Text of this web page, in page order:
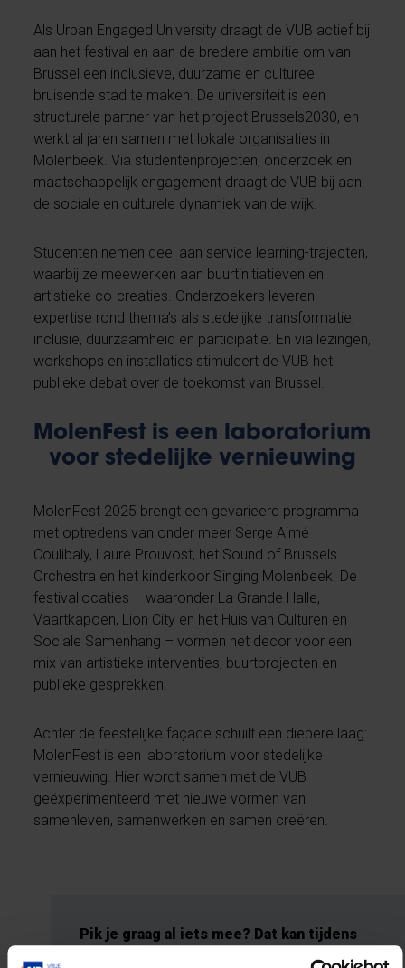
Als Urban Engaged University draagt de VUB actief bij
aan het festival en aan de bredere ambitie om van
Brussel een inclusieve, duurzame en cultureel
bruisende stad te maken. De universiteit is een
structurele partner van het project Brussels2030, en
werkt al jaren samen met lokale organisaties in
Molenbeek. Via studentenprojecten, onderzoek en
maatschappelijk engagement draagt de VUB bij aan
de sociale en culturele dynamiek van de wijk.
Studenten nemen deel aan service learning-trajecten,
waarbij ze meewerken aan buurtinitiatieven en
artistieke co-creaties. Onderzoekers leveren
expertise rond thema’s als stedelijke transformatie,
inclusie, duurzaamheid en participatie. En via lezingen,
workshops en installaties stimuleert de VUB het
publieke debat over de toekomst van Brussel.
MolenFest is een laboratorium
voor stedelijke vernieuwing
MolenFest 2025 brengt een gevarieerd programma
met optredens van onder meer Serge Aimé
Coulibaly, Laure Prouvost, het Sound of Brussels
Orchestra en het kinderkoor Singing Molenbeek. De
festivallocaties – waaronder La Grande Halle,
Vaartkapoen, Lion City en het Huis van Culturen en
Sociale Samenhang – vormen het decor voor een
mix van artistieke interventies, buurtprojecten en
publieke gesprekken.
Achter de feestelijke façade schuilt een diepere laag:
MolenFest is een laboratorium voor stedelijke
vernieuwing. Hier wordt samen met de VUB
geëxperimenteerd met nieuwe vormen van
samenleven, samenwerken en samen creëren.
Pik je graag al iets mee? Dat kan tijdens
de tweede editie van MolenFest, van 3 tot